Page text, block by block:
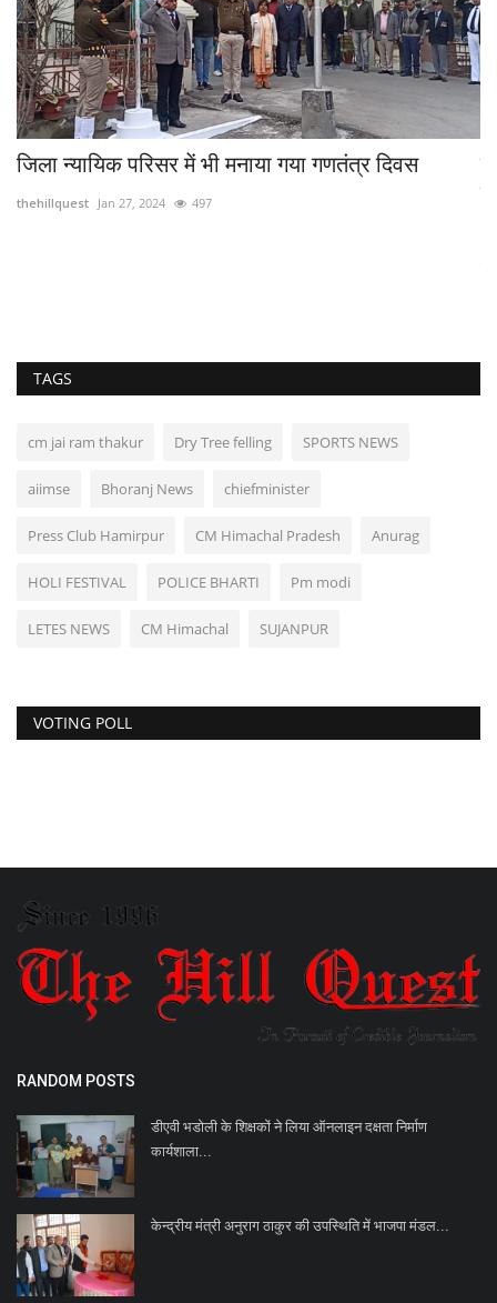
जिला न्यायिक परिसर में भी मनाया गया गणतंत्र दिवस
thehillquest Jan 27, 2024 497
TAGS
cm jai ram thakur Dry Tree felling SPORTS NEWS
aiimse Bhoranj News chiefminister
Press Club Hamirpur CM Himachal Pradesh Anurag
HOLI FESTIVAL POLICE BHARTI Pm modi
LETES NEWS CM Himachal SUJANPUR
VOTING POLL
RANDOM POSTS
डीएवी भडोली के शिक्षकों ने लिया ऑनलाइन दक्षता निर्माण
कार्यशाला...
केन्द्रीय मंत्री अनुराग ठाकुर की उपस्थिति में भाजपा मंडल...